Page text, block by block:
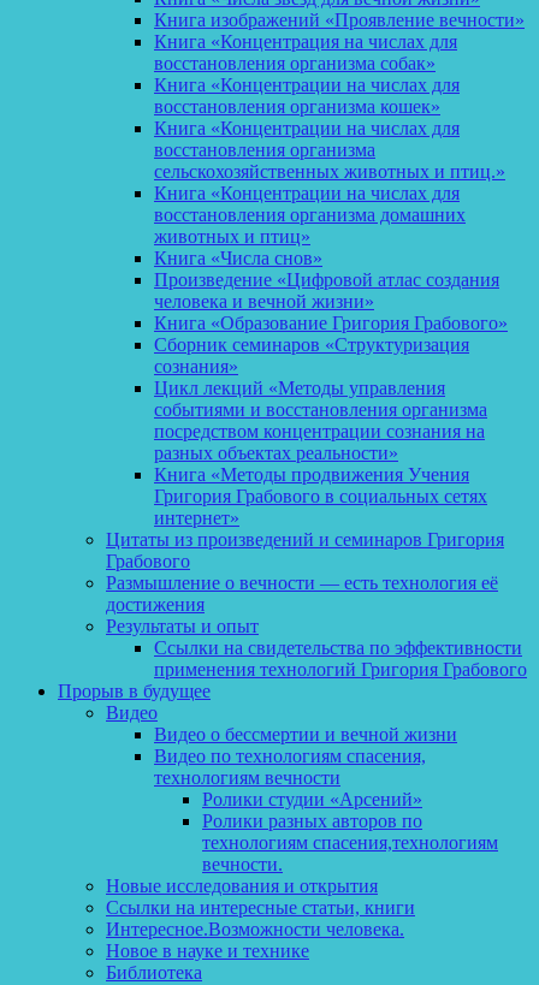
Книга изображений «Проявление вечности»
Книга «Концентрация на числах для
восстановления организма собак»
Книга «Концентрации на числах для
восстановления организма кошек»
Книга «Концентрации на числах для
восстановления организма
сельскохозяйственных животных и птиц.»
Книга «Концентрации на числах для
восстановления организма домашних
животных и птиц»
Книга «Числа снов»
Произведение «Цифровой атлас создания
человека и вечной жизни»
Книга «Образование Григория Грабового»
Сборник семинаров «Структуризация
сознания»
Цикл лекций «Методы управления
событиями и восстановления организма
посредством концентрации сознания на
разных объектах реальности»
Книга «Методы продвижения Учения
Григория Грабового в социальных сетях
интернет»
Цитаты из произведений и семинаров Григория
Грабового
Размышление о вечности — есть технология её
достижения
Результаты и опыт
Ссылки на свидетельства по эффективности
применения технологий Григория Грабового
Прорыв в будущее
Видео
Видео о бессмертии и вечной жизни
Видео по технологиям спасения,
технологиям вечности
Ролики студии «Арсений»
Ролики разных авторов по
технологиям спасения,технологиям
вечности.
Новые исследования и открытия
Ссылки на интересные статьи, книги
Интересное.Возможности человека.
Новое в науке и технике
Библиотека